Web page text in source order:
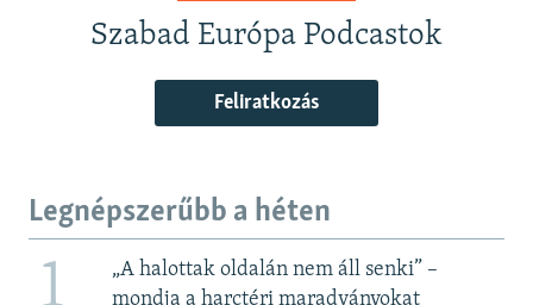
Szabad Európa Podcastok
Feliratkozás
Legnépszerűbb a héten
1
„A halottak oldalán nem áll senki” –
mondja a harctéri maradványokat